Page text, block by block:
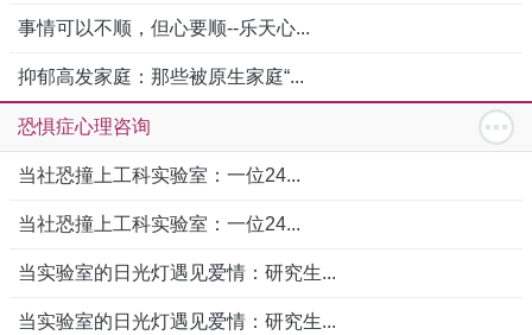
事情可以不顺，但心要顺--乐天心...
抑郁高发家庭：那些被原生家庭“...
恐惧症心理咨询
当社恐撞上工科实验室：一位24...
当社恐撞上工科实验室：一位24...
当实验室的日光灯遇见爱情：研究生...
当实验室的日光灯遇见爱情：研究生...